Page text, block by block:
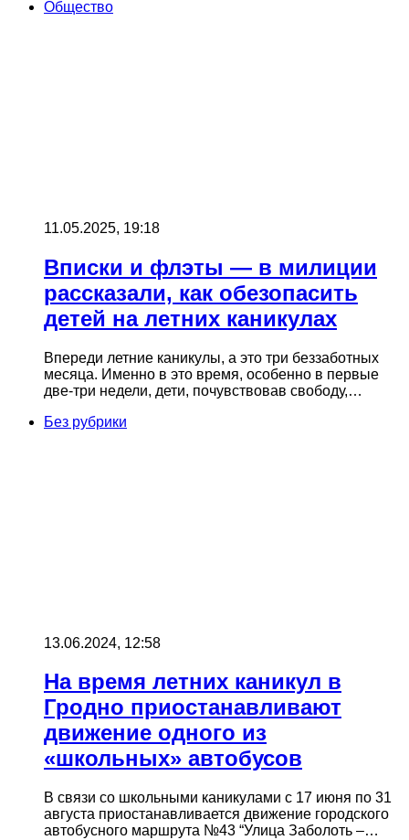
Общество
11.05.2025, 19:18
Вписки и флэты — в милиции
рассказали, как обезопасить
детей на летних каникулах
Впереди летние каникулы, а это три беззаботных
месяца. Именно в это время, особенно в первые
две-три недели, дети, почувствовав свободу,…
Без рубрики
13.06.2024, 12:58
На время летних каникул в
Гродно приостанавливают
движение одного из
«школьных» автобусов
В связи со школьными каникулами с 17 июня по 31
августа приостанавливается движение городского
автобусного маршрута №43 “Улица Заболоть –…